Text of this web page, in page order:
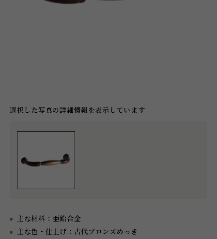
選択した写真の詳細情報を表示しています
主な材料： 亜鉛合金
主な色・仕上げ： 古代ブロンズめっき